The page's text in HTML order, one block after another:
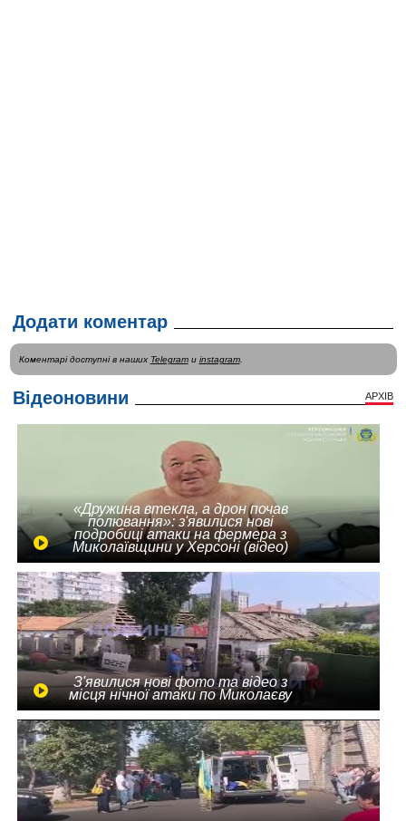
Додати коментар
Коментарі доступні в наших Telegramи instagram.
Відеоновини АРХІВ
«Дружина втекла, а дрон почав
полювання»: з'явилися нові
подробиці атаки на фермера з
Миколаївщини у Херсоні (відео)
З'явилися нові фото та відео з
місця нічної атаки по Миколаєву